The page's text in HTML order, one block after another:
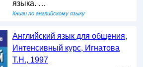
языка. …
Книги по английскому языку
Английский язык для общения,
Интенсивный курс, Игнатова
Т.Н., 1997